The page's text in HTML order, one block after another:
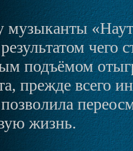
музыканты
чего
подъёмом
прежде всего
жизнь.